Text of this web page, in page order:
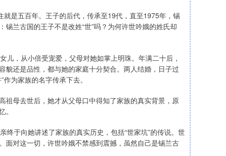
是五百年。王子的后代，传承至19代，直至1975年，锡
兰古国的王子不是改姓“世”吗？为何许世吟娥的姓氏却
，从小倍受宠爱，父母对她如掌上明珠。年满二十后，
还是品性，都与她的家庭十分契合。两人结婚，日子过
为家族的名字传承下去。
祖母去世后，她才从父母口中得知了家族的真实背景，原
于向她讲述了家族的真实历史，包括“世家坑”的传说。世
面对这一切，许世吟娥不禁感到震撼，虽然自己是锡兰古